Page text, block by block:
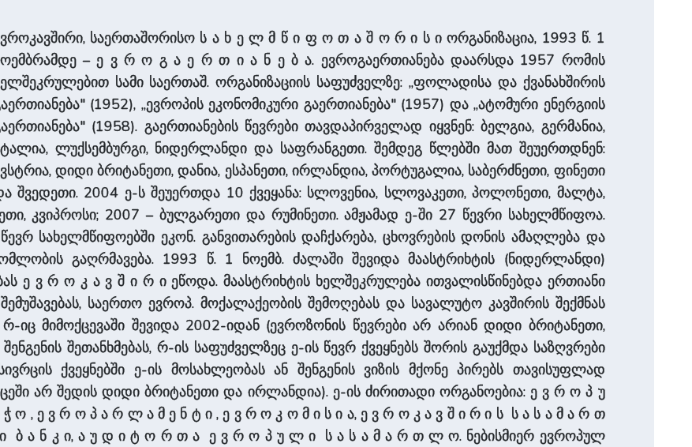
საერთაშორისო ს ა ხ ე ლ მ წ ი ფ ო თ ა შ ო რ ი ს ი ორგანიზაცია, 1993 წ. 1
– ე ვ რ ო გ ა ე რ თ ი ა ნ ე ბ ა. ევროგაერთიანება დაარსდა 1957 რომის
სამი საერთაშ. ორგანიზაციის საფუძველზე: „ფოლადისა და ქვანახშირის
(1952), „ევროპის ეკონომიკური გაერთიანება" (1957) და „ატომური ენერგიის
(1958). გაერთიანების წევრები თავდაპირველად იყვნენ: ბელგია, გერმანია,
ლუქსემბურგი, ნიდერლანდი და საფრანგეთი. შემდეგ წლებში მათ შეუერთდნენ:
დიდი ბრიტანეთი, დანია, ესპანეთი, ირლანდია, პორტუგალია, საბერძნეთი, ფინეთი
შვედეთი. 2004 ე-ს შეუერთდა 10 ქვეყანა: სლოვენია, სლოვაკეთი, პოლონეთი, მალტა,
კვიპროსი; 2007 – ბულგარეთი და რუმინეთი. ამჟამად ე-ში 27 წევრი სახელმწიფოა.
სახელმწიფოებში ეკონ. განვითარების დაჩქარება, ცხოვრების დონის ამაღლება და
გაღრმავება. 1993 წ. 1 ნოემბ. ძალაში შევიდა მაასტრიხტის (ნიდერლანდი)
ე ვ რ ო კ ა ვ შ ი რ ი ეწოდა. მაასტრიხტის ხელშეკრულება ითვალისწინებდა ერთიანი
საერთო ევროპ. მოქალაქეობის შემოღებას და სავალუტო კავშირის შექმნას
მიმოქცევაში შევიდა 2002-იდან (ევროზონის წევრები არ არიან დიდი ბრიტანეთი,
შეთანხმებას, რ-ის საფუძველზეც ე-ის წევრ ქვეყნებს შორის გაუქმდა საზღვრები
ქვეყნებში ე-ის მოსახლეობას ან შენგენის ვიზის მქონე პირებს თავისუფლად
არ შედის დიდი ბრიტანეთი და ირლანდია). ე-ის ძირითადი ორგანოებია: ე ვ რ ო პ უ
ო , ე ვ რ ო პ ა რ ლ ა მ ე ნ ტ ი , ე ვ რ ო კ ო მ ი ს ი ა, ე ვ რ ო კ ა ვ შ ი რ ი ს ს ა ს ა მ ა რ თ
ა ნ კ ი, ა უ დ ი ტ ო რ თ ა ე ვ რ ო პ უ ლ ი ს ა ს ა მ ა რ თ ლ ო. ნებისმიერ ევროპულ